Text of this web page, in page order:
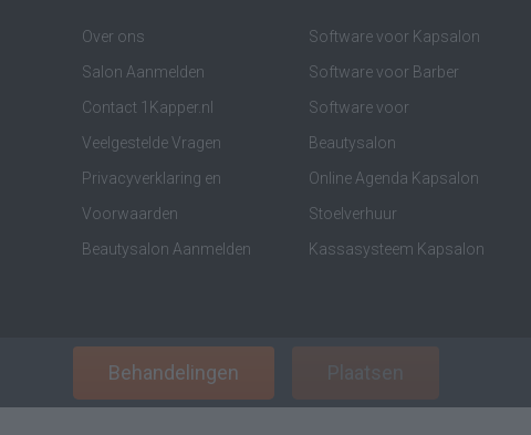
Over ons
Salon Aanmelden
Contact 1Kapper.nl
Veelgestelde Vragen
Privacyverklaring en
Voorwaarden
Beautysalon Aanmelden
Software voor Kapsalon
Software voor Barber
Software voor
Beautysalon
Online Agenda Kapsalon
Stoelverhuur
Kassasysteem Kapsalon
Behandelingen Plaatsen